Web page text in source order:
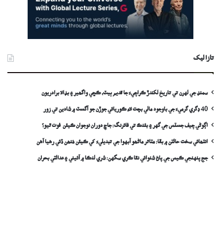
تازا ليک
سمنڊ جي لهرن تي تاريخ لکندڙ ڪراچيءَ جا قديم ٻيٽ، ڪڇي واگھير ۽ بڊالا برادريون
40 ڊگري گرميءَ جي باوجود مالي بچت لاءِ ڪوريائي جوڙن جو آگسٽ ۾ شادين تي زور
اڳوڻي چيف جسٽس جي گهر ۽ بئنڪ تي فائرنگ: جاچ دوران نوجوان ڪيئن فوت ٿيو؟
انتھائي سخت حالتن ۾ بقا: متاثر ماڻھو آبهوا جي تبديليءَ کي ڪيئن مُنھن ڏئي رهيا آهن
جج پنهنجي ڪيس جي پاڻ شنوائي نٿا ڪري سگهن: شري لنڪا ۾ آئيني ۽ عدالتي بحران